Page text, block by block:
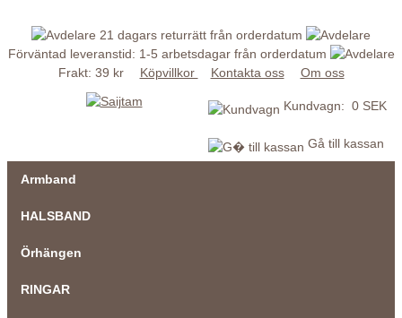
21 dagars returrätt från orderdatum
Förväntad leveranstid: 1-5 arbetsdagar från orderdatum
Frakt: 39 kr
Köpvillkor Kontakta oss Om oss
Kundvagn: 0 SEK
Gå till kassan
Armband
HALSBAND
Örhängen
RINGAR